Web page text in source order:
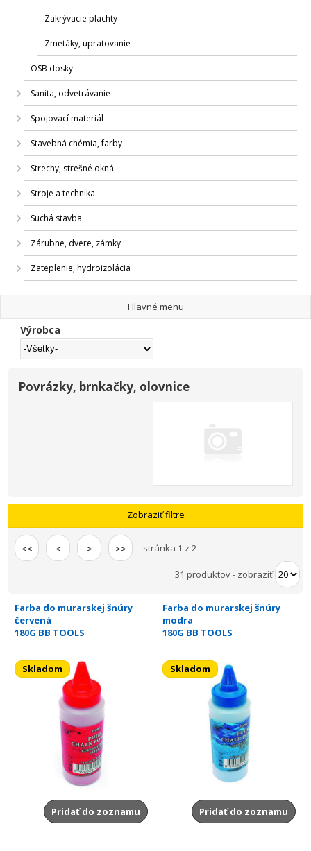
Zakrývacie plachty
Zmetáky, upratovanie
OSB dosky
Sanita, odvetrávanie
Spojovací materiál
Stavebná chémia, farby
Strechy, strešné okná
Stroje a technika
Suchá stavba
Zárubne, dvere, zámky
Zateplenie, hydroizolácia
Hlavné menu
Výrobca
Povrázky, brnkačky, olovnice
Zobraziť filtre
<< < > >> stránka 1 z 2
31 produktov- zobraziť
Farba do murarskej šnúry
červená
180G BB TOOLS
Skladom
Pridať do zoznamu
Farba do murarskej šnúry
modra
180G BB TOOLS
Skladom
Pridať do zoznamu